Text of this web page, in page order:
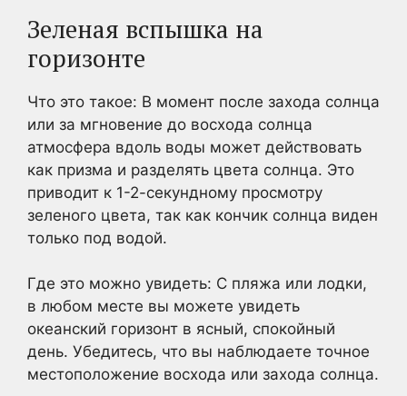
Зеленая вспышка на
горизонте
Что это такое: В момент после захода солнца
или за мгновение до восхода солнца
атмосфера вдоль воды может действовать
как призма и разделять цвета солнца. Это
приводит к 1-2-секундному просмотру
зеленого цвета, так как кончик солнца виден
только под водой.
Где это можно увидеть: С пляжа или лодки,
в любом месте вы можете увидеть
океанский горизонт в ясный, спокойный
день. Убедитесь, что вы наблюдаете точное
местоположение восхода или захода солнца.